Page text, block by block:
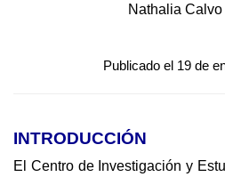
Nathalia
Publicado el 19 de
INTRODUCCIÓN
El Centro de Investigación y